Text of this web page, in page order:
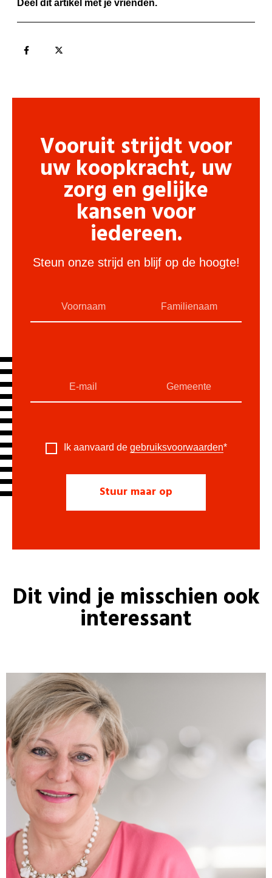
Deel dit artikel met je vrienden.
Vooruit strijdt voor
uw koopkracht, uw
zorg en gelijke
kansen voor
iedereen.
Steun onze strijd en blijf op de hoogte!
Ik aanvaard de gebruiksvoorwaarden*
Dit vind je misschien ook
interessant